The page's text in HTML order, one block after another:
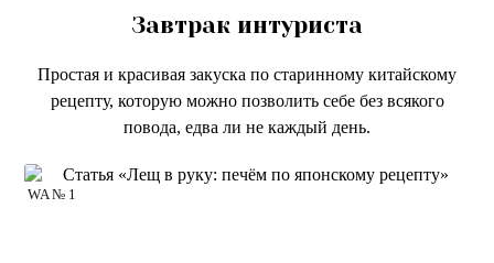
Завтрак интуриста
Простая и красивая закуска по старинному китайскому
рецепту, которую можно позволить себе без всякого
повода, едва ли не каждый день.
WA № 1